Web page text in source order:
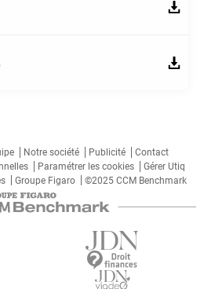
Notre société Publicité
Contact
Paramétrer les cookies
Gérer Utiq
Groupe Figaro ©2025 CCM Benchmark